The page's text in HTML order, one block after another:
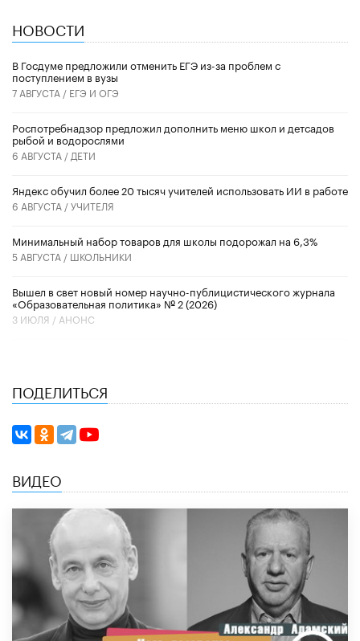
НОВОСТИ
В Госдуме предложили отменить ЕГЭ из-за проблем с
поступлением в вузы
7 АВГУСТА / ЕГЭ И ОГЭ
Роспотребнадзор предложил дополнить меню школ и детсадов
рыбой и водорослями
6 АВГУСТА / ДЕТИ
​Яндекс обучил более 20 тысяч учителей использовать ИИ в работе
6 АВГУСТА /УЧИТЕЛЯ
Минимальный набор товаров для школы подорожал на 6,3%
5 АВГУСТА / ШКОЛЬНИКИ
Вышел в свет новый номер научно-публицистического журнала
«Образовательная политика» № 2 (2026)
3 ИЮЛЯ / АНОНС
ПОДЕЛИТЬСЯ
ВИДЕО